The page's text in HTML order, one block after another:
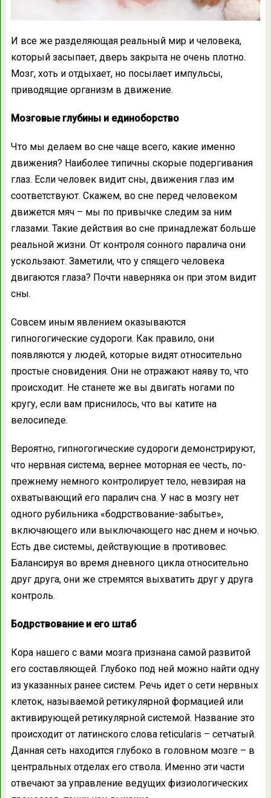
И все же разделяющая реальный мир и человека,
который засыпает, дверь закрыта не очень плотно.
Мозг, хоть и отдыхает, но посылает импульсы,
приводящие организм в движение.
Мозговые глубины и единоборство
Что мы делаем во сне чаще всего, какие именно
движения? Наиболее типичны скорые подергивания
глаз. Если человек видит сны, движения глаз им
соответствуют. Скажем, во сне перед человеком
движется мяч – мы по привычке следим за ним
глазами. Такие действия во сне принадлежат больше
реальной жизни. От контроля сонного паралича они
ускользают. Заметили, что у спящего человека
двигаются глаза? Почти наверняка он при этом видит
сны.
Совсем иным явлением оказываются
гипногогические судороги. Как правило, они
появляются у людей, которые видят относительно
простые сновидения. Они не отражают наяву то, что
происходит. Не станете же вы двигать ногами по
кругу, если вам приснилось, что вы катите на
велосипеде.
Вероятно, гипногогические судороги демонстрируют,
что нервная система, вернее моторная ее честь, по-
прежнему немного контролирует тело, невзирая на
охватывающий его паралич сна. У нас в мозгу нет
одного рубильника «бодрствование-забытье»,
включающего или выключающего нас днем и ночью.
Есть две системы, действующие в противовес.
Балансируя во время дневного цикла относительно
друг друга, они же стремятся выхватить друг у друга
контроль.
Бодрствование и его штаб
Кора нашего с вами мозга признана самой развитой
его составляющей. Глубоко под ней можно найти одну
из указанных ранее систем. Речь идет о сети нервных
клеток, называемой ретикулярной формацией или
активирующей ретикулярной системой. Название это
происходит от латинского слова reticularis – сетчатый.
Данная сеть находится глубоко в головном мозге – в
центральных отделах его ствола. Именно эти части
отвечают за управление ведущих физиологических